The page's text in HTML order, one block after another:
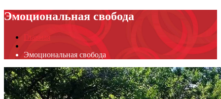
Эмоциональная свобода
Главная
Эмоциональная свобода